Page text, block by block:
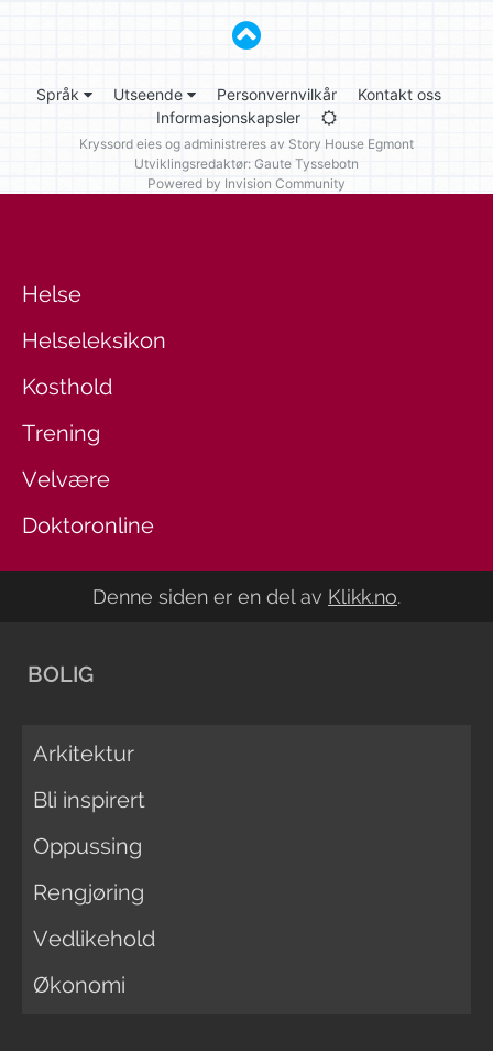
Språk Utseende Personvernvilkår
Kontakt oss
Informasjonskapsler
Kryssord eies og administreres av Story House Egmont
Utviklingsredaktør: Gaute Tyssebotn
Powered by Invision Community
Helse
Helseleksikon
Kosthold
Trening
Velvære
Doktoronline
Denne siden er en del av Klikk.no.
BOLIG
Arkitektur
Bli inspirert
Oppussing
Rengjøring
Vedlikehold
Økonomi